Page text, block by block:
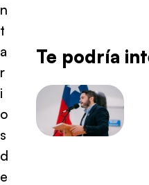
n
t
a
r
i
o
s
d
e
Te podría